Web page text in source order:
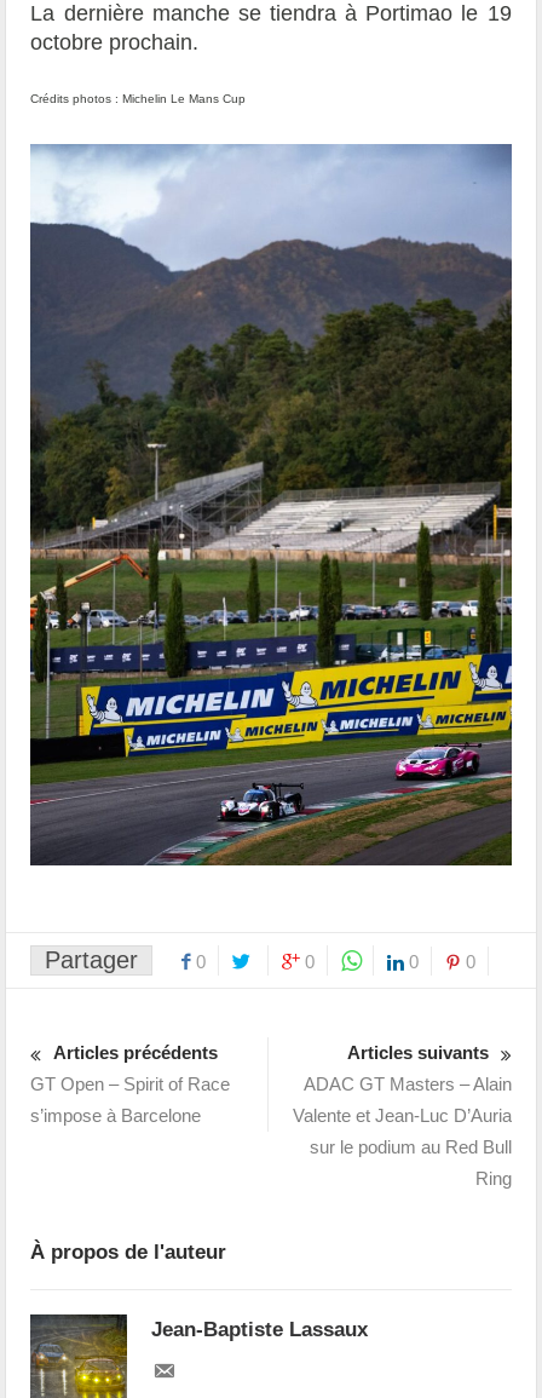
La dernière manche se tiendra à Portimao le 19
octobre prochain.
Crédits photos : Michelin Le Mans Cup
Partager 0 0 0 0
Articles précédents
GT Open – Spirit of Race
s’impose à Barcelone
Articles suivants
ADAC GT Masters – Alain
Valente et Jean-Luc D’Auria
sur le podium au Red Bull
Ring
À propos de l'auteur
Jean-Baptiste Lassaux